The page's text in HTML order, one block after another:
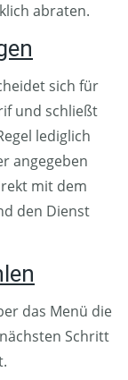
abraten.
sich für
und schließt
lediglich
angegeben
mit dem
den Dienst
das Menü die
Schritt